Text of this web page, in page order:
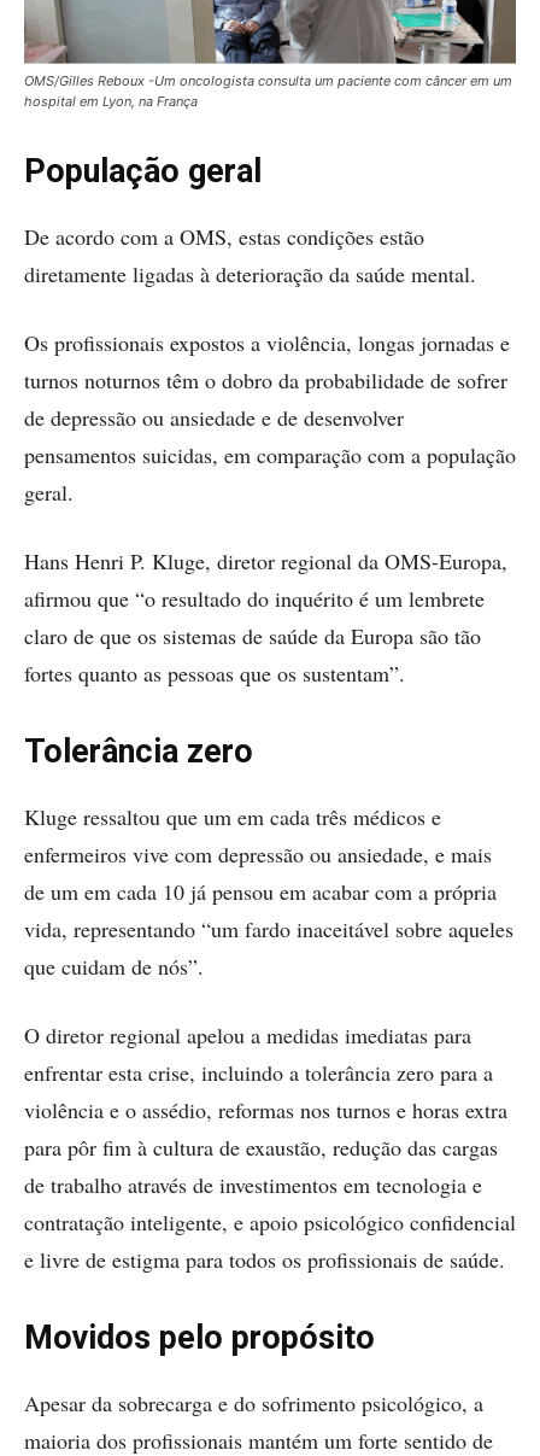
OMS/Gilles Reboux -Um oncologista consulta um paciente com câncer em um
hospital em Lyon, na França
População geral
De acordo com a OMS, estas condições estão
diretamente ligadas à deterioração da saúde mental.
Os profissionais expostos a violência, longas jornadas e
turnos noturnos têm o dobro da probabilidade de sofrer
de depressão ou ansiedade e de desenvolver
pensamentos suicidas, em comparação com a população
geral.
Hans Henri P. Kluge, diretor regional da OMS-Europa,
afirmou que “o resultado do inquérito é um lembrete
claro de que os sistemas de saúde da Europa são tão
fortes quanto as pessoas que os sustentam”.
Tolerância zero
Kluge ressaltou que um em cada três médicos e
enfermeiros vive com depressão ou ansiedade, e mais
de um em cada 10 já pensou em acabar com a própria
vida, representando “um fardo inaceitável sobre aqueles
que cuidam de nós”.
O diretor regional apelou a medidas imediatas para
enfrentar esta crise, incluindo a tolerância zero para a
violência e o assédio, reformas nos turnos e horas extra
para pôr fim à cultura de exaustão, redução das cargas
de trabalho através de investimentos em tecnologia e
contratação inteligente, e apoio psicológico confidencial
e livre de estigma para todos os profissionais de saúde.
Movidos pelo propósito
Apesar da sobrecarga e do sofrimento psicológico, a
maioria dos profissionais mantém um forte sentido de